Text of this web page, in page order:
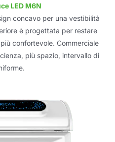
LED M6N
concavo per una vestibilità
è progettata per restare
confortevole. Commerciale
più spazio, intervallo di